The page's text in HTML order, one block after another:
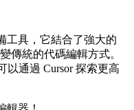
工具，它結合了強大的
傳統的代碼編輯方式。
以通過 Cursor 探索更高